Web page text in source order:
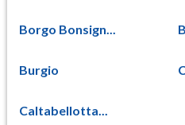
Borgo Bonsign...
Burgio
Caltabellotta...